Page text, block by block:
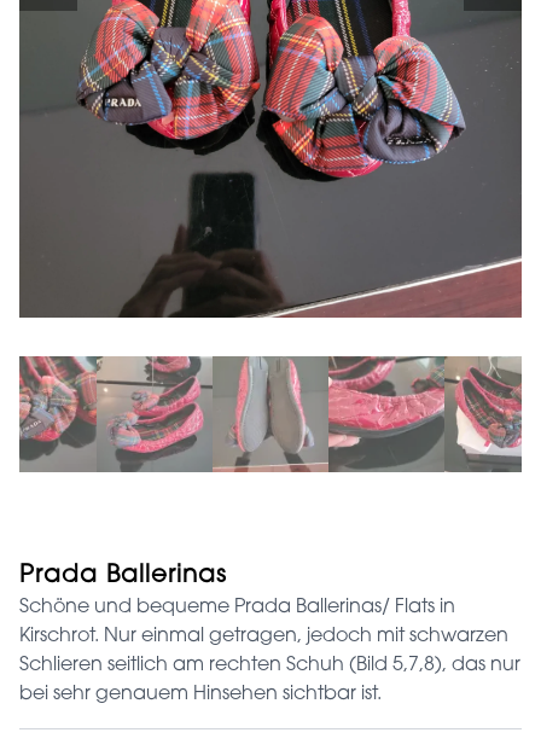
Prada Ballerinas
Schöne und bequeme Prada Ballerinas/ Flats in
Kirschrot. Nur einmal getragen, jedoch mit schwarzen
Schlieren seitlich am rechten Schuh (Bild 5,7,8), das nur
bei sehr genauem Hinsehen sichtbar ist.